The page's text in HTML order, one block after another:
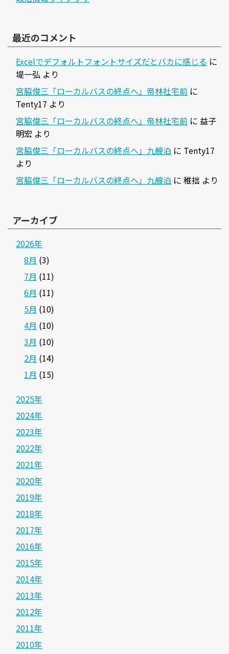
最近のコメント
Excelでデフォルトフォントサイズだとバカに感じる に
堤一弘 より
宮脇俊三「ローカルバスの終点へ」帝林社宅前 に
Tenty17 より
宮脇俊三「ローカルバスの終点へ」帝林社宅前 に 益子
明宏 より
宮脇俊三「ローカルバスの終点へ」九艘泊 に Tenty17
より
宮脇俊三「ローカルバスの終点へ」九艘泊 に 稚拙 より
アーカイブ
2026年
8月 (3)
7月 (11)
6月 (11)
5月 (10)
4月 (10)
3月 (10)
2月 (14)
1月 (15)
2025年
2024年
2023年
2022年
2021年
2020年
2019年
2018年
2017年
2016年
2015年
2014年
2013年
2012年
2011年
2010年